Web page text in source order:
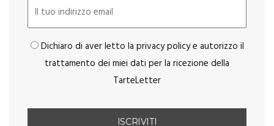
Dichiaro di aver letto la privacy policy e autorizzo il
trattamento dei miei dati per la ricezione della
TarteLetter